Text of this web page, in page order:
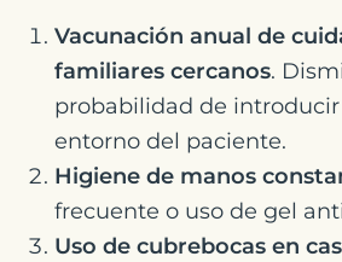
Vacunación anual de
familiares cercanos.
probabilidad de introducir
entorno del paciente.
Higiene de manos
frecuente o uso de gel
Uso de cubrebocas en